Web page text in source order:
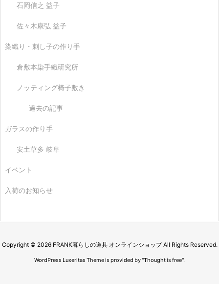
石岡信之 益子
佐々木康弘 益子
染織り・刺し子の作り手
倉敷本染手織研究所
ノッティング椅子敷き
過去の記事
ガラスの作り手
安土草多 岐阜
イベント
入荷のお知らせ
Copyright © 2026 FRANK暮らしの道具 オンラインショップAll Rights Reserved.
WordPress Luxeritas Theme is provided by "Thought is free".